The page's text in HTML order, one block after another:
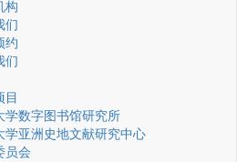
构
们
约
们
目
学数字图书馆研究所
学亚洲史地文献研究中心
员会